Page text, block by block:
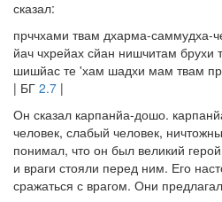
сказал:
прччхами твам дхарма-саммудха-
йач чхрейах сйан нишчитам брухи
шишйас те 'хам шадхи мам твам
| БГ 2.7 |
Он сказал карпанйа-дошо.
человек, слабый человек,
понимал, что он был великий
и враги стояли перед ним. Его
сражаться с врагом. Они